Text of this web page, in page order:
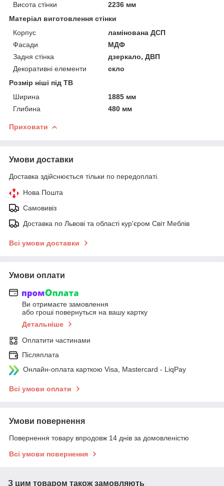
Висота стінки
2236 мм
Матеріал виготовлення стінки
Корпус
ламінована ДСП
Фасади
МДФ
Задня стінка
дзеркало, ДВП
Декоративні елементи
скло
Розмір ніші під ТВ
Ширина
1885 мм
Глибина
480 мм
Приховати
Умови доставки
Доставка здійснюється тільки по передоплаті.
Нова Пошта
Самовивіз
Доставка по Львові та області кур'єром Світ Меблів
Всі умови доставки
Умови оплати
Ви отримаєте замовлення
або гроші повернуться на вашу картку
Детальніше
Оплатити частинами
Післяплата
Онлайн-оплата карткою Visa, Mastercard - LiqPay
Всі умови оплати
Умови повернення
Повернення товару впродовж 14 днів за домовленістю
Всі умови повернення
З цим товаром також замовляють